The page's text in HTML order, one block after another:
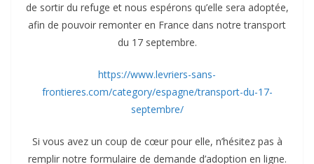
de sortir du refuge et nous espérons qu’elle sera adoptée,
afin de pouvoir remonter en France dans notre transport
du 17 septembre.
https://www.levriers-sans-
frontieres.com/category/espagne/transport-du-17-
septembre/
Si vous avez un coup de cœur pour elle, n’hésitez pas à
remplir notre formulaire de demande d’adoption en ligne.